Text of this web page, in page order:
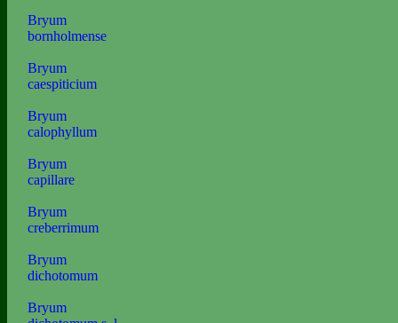
Bryum
bornholmense
Bryum
caespiticium
Bryum
calophyllum
Bryum
capillare
Bryum
creberrimum
Bryum
dichotomum
Bryum